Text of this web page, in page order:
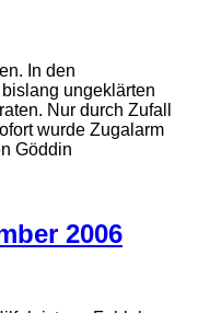
In den
ungeklärten
Nur durch Zufall
wurde Zugalarm
Göddin
2006